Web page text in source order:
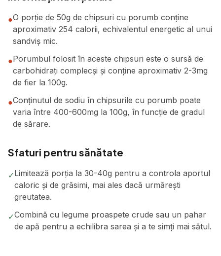
●O porție de 50g de chipsuri cu porumb conține
aproximativ 254 calorii, echivalentul energetic al unui
sandviș mic.
●Porumbul folosit în aceste chipsuri este o sursă de
carbohidrați complecși și conține aproximativ 2-3mg
de fier la 100g.
●Conținutul de sodiu în chipsurile cu porumb poate
varia între 400-600mg la 100g, în funcție de gradul
de sărare.
Sfaturi pentru sănătate
✓Limitează porția la 30-40g pentru a controla aportul
caloric și de grăsimi, mai ales dacă urmărești
greutatea.
✓Combină cu legume proaspete crude sau un pahar
de apă pentru a echilibra sarea și a te simți mai sătul.